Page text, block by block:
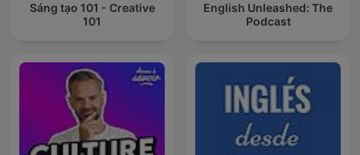
Sáng tạo 101 - Creative
101
English Unleashed: The
Podcast